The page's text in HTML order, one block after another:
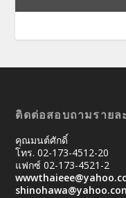
ติดต่อสอบถามรายล
คุณมนต์ศักดิ์
โทร. 02-173-4512-20
แฟกซ์ 02-173-4521-2